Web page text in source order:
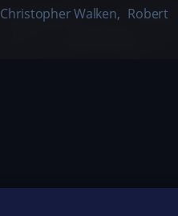
Christopher Walken, Robert